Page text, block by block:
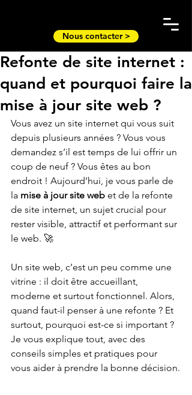
Nous contacter >
Refonte de site internet :
quand et pourquoi faire la
mise à jour site web ?
Vous avez un site internet qui vous suit
depuis plusieurs années ? Vous vous
demandez s’il est temps de lui offrir un
coup de neuf ? Vous êtes au bon
endroit ! Aujourd’hui, je vous parle de
la mise à jour site web et de la refonte
de site internet, un sujet crucial pour
rester visible, attractif et performant sur
le web. 🚀
Un site web, c’est un peu comme une
vitrine : il doit être accueillant,
moderne et surtout fonctionnel. Alors,
quand faut-il penser à une refonte ? Et
surtout, pourquoi est-ce si important ?
Je vous explique tout, avec des
conseils simples et pratiques pour
vous aider à prendre la bonne décision.